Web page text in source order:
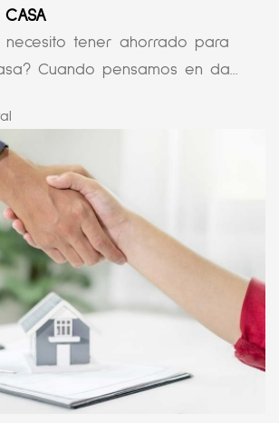
CASA
necesito tener ahorrado para
Cuando pensamos en da...